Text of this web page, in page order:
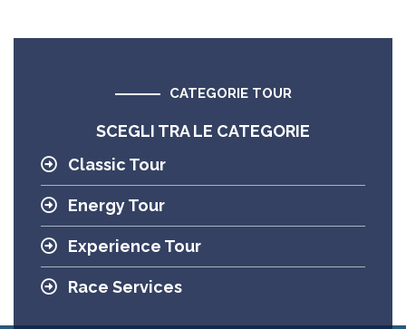
CATEGORIE TOUR
SCEGLI TRA LE CATEGORIE
Classic Tour
Energy Tour
Experience Tour
Race Services